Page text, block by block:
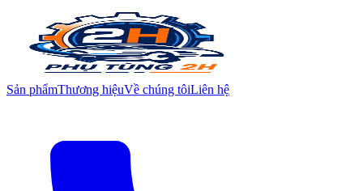
Sản phẩmThương hiệuVề chúng tôiLiên hệ